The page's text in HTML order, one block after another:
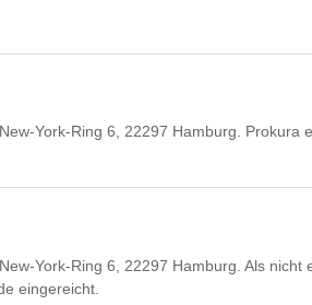
York-Ring 6, 22297 Hamburg. Prokura
York-Ring 6, 22297 Hamburg. Als nicht
eingereicht.